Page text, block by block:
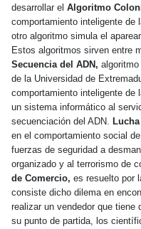
desarrollar el Algoritmo
comportamiento inteligente de
otro algoritmo simula el
Estos algoritmos sirven entre
Secuencia del ADN,
de la Universidad de
comportamiento inteligente de
un sistema informático al
secuenciación del ADN.
en el comportamiento social
fuerzas de seguridad a
organizado y al terrorismo de
de Comercio, es resuelto por
consiste dicho dilema en
realizar un vendedor que
su punto de partida, los